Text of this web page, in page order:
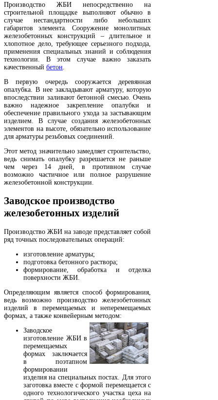
Производство ЖБИ непосредственно на
строительной площадке выполняют обычно в
случае нестандартности либо небольших
габаритов элемента. Сооружение монолитных
железобетонных конструкций – длительное и
хлопотное дело, требующее серьезного подхода,
применения специальных знаний и соблюдения
технологии. В этом случае важно заказать
качественный бетон
В первую очередь сооружается деревянная
опалубка. В нее закладывают арматуру, которую
впоследствии заливают бетонной смесью. Очень
важно надежное закрепление опалубки и
обеспечение правильного ухода за застывающим
изделием. В случае создания железобетонных
элементов на высоте, обязательно использование
для арматуры резьбовых соединений.
Этот метод значительно замедляет строительство,
ведь снимать опалубку разрешается не раньше
чем через 14 дней, в противном случае
возможно частичное или полное разрушение
железобетонной конструкции.
Заводское производство
железобетонных изделий
Производство ЖБИ на заводе представляет собой
ряд точных последовательных операций:
изготовление арматуры;
подготовка бетонного раствора;
формирование, обработка и отделка
поверхности ЖБИ.
Определяющим является способ формирования,
ведь возможно производство железобетонных
изделий в перемещаемых и неперемещаемых
формах, а также конвейерным методом:
Заводское
изготовление ЖБИ в
перемещаемых
формах заключается
в поэтапном
формировании
изделия на специальных постах. Для этого
заготовка вместе с формой перемещается с
одного технологического участка цеха на